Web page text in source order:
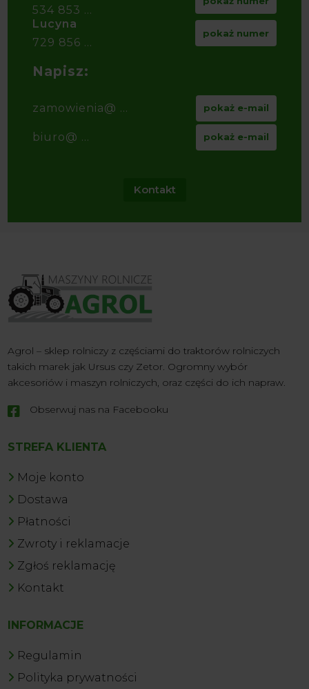
534 853 ...
Lucyna
729 856 ...
pokaż numer
Napisz:
zamowienia@ ... pokaż e-mail
biuro@ ... pokaż e-mail
Kontakt
Agrol – sklep rolniczy z częściami do traktorów rolniczych
takich marek jak Ursus czy Zetor. Ogromny wybór
akcesoriów i maszyn rolniczych, oraz części do ich napraw.
 Obserwuj nas na Facebooku
STREFA KLIENTA
Moje konto
Dostawa
Płatności
Zwroty i reklamacje
Zgłoś reklamację
Kontakt
INFORMACJE
Regulamin
Polityka prywatności